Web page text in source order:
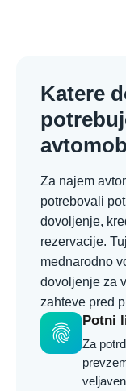
Katere
Za najem
potrebovali
dovoljenje,
rezervacije.
mednarodno
dovoljenje za
zahteve pred
fingerprint
Potni
Za